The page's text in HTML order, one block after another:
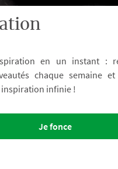
en un instant :
chaque semaine
inspiration infinie !
Je fonce